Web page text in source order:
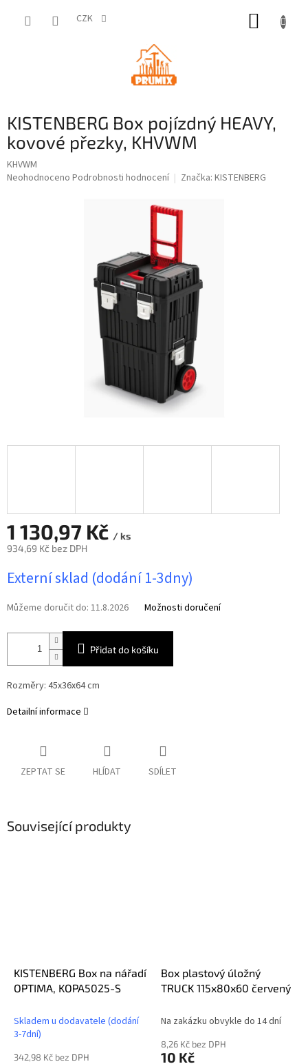
CZK
KISTENBERG Box pojízdný HEAVY,
kovové přezky, KHVWM
KHVWM
Průměrné
Neohodnoceno Podrobnosti hodnocení Značka: KISTENBERG
1 130,97 Kč / ks
934,69 Kč bez DPH
cena:
Externí sklad (dodání 1-3dny)
Můžeme doručit do: 11.8.2026 Možnosti doručení
Přidat do košíku
Rozměry: 45x36x64 cm
Detailní informace
ZEPTAT SE HLÍDAT SDÍLET
Související produkty
KISTENBERG Box na nářadí
OPTIMA, KOPA5025-S
Skladem u dodavatele (dodání
3-7dní)
342,98 Kč bez DPH
Box plastový úložný
TRUCK 115x80x60 červený
Na zakázku obvykle do 14 dní
8,26 Kč bez DPH
10 Kč